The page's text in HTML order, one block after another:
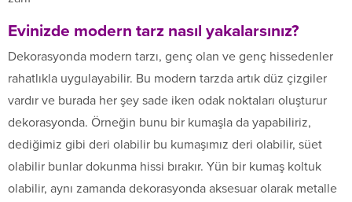
Evinizde modern tarz nasıl yakalarsınız?
Dekorasyonda modern tarzı, genç olan ve genç hissedenler
rahatlıkla uygulayabilir. Bu modern tarzda artık düz çizgiler
vardır ve burada her şey sade iken odak noktaları oluşturur
dekorasyonda. Örneğin bunu bir kumaşla da yapabiliriz,
dediğimiz gibi deri olabilir bu kumaşımız deri olabilir, süet
olabilir bunlar dokunma hissi bırakır. Yün bir kumaş koltuk
olabilir, aynı zamanda dekorasyonda aksesuar olarak metalle